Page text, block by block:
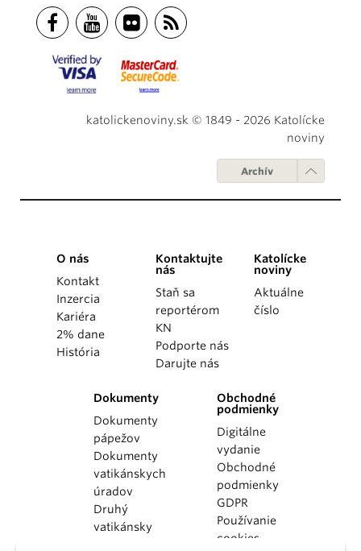
katolickenoviny.sk © 1849 - 2026 Katolícke
noviny
Archív
O nás
Kontakt
Inzercia
Kariéra
2% dane
História
Kontaktujte
nás
Staň sa
reportérom
KN
Podporte nás
Darujte nás
Katolícke
noviny
Aktuálne
číslo
Dokumenty
Dokumenty
pápežov
Dokumenty
vatikánskych
úradov
Druhý
vatikánsky
Obchodné
podmienky
Digitálne
vydanie
Obchodné
podmienky
GDPR
Používanie
cookies